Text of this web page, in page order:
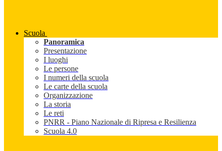
Scuola
Panoramica
Presentazione
I luoghi
Le persone
I numeri della scuola
Le carte della scuola
Organizzazione
La storia
Le reti
PNRR - Piano Nazionale di Ripresa e Resilienza
Scuola 4.0